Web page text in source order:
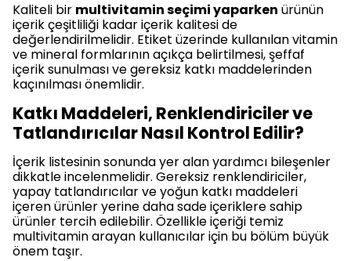
Kaliteli bir multivitamin seçimi yaparken ürünün
içerik çeşitliliği kadar içerik kalitesi de
değerlendirilmelidir. Etiket üzerinde kullanılan vitamin
ve mineral formlarının açıkça belirtilmesi, şeffaf
içerik sunulması ve gereksiz katkı maddelerinden
kaçınılması önemlidir.
Katkı Maddeleri, Renklendiriciler ve
Tatlandırıcılar Nasıl Kontrol Edilir?
İçerik listesinin sonunda yer alan yardımcı bileşenler
dikkatle incelenmelidir. Gereksiz renklendiriciler,
yapay tatlandırıcılar ve yoğun katkı maddeleri
içeren ürünler yerine daha sade içeriklere sahip
ürünler tercih edilebilir. Özellikle içeriği temiz
multivitamin arayan kullanıcılar için bu bölüm büyük
önem taşır.